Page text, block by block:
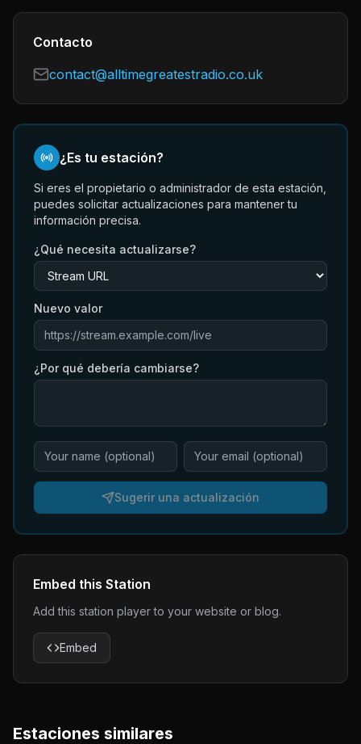
Contacto
contact@alltimegreatestradio.co.uk
¿Es tu estación?
Si eres el propietario o administrador de esta estación,
puedes solicitar actualizaciones para mantener tu
información precisa.
¿Qué necesita actualizarse?
Nuevo valor
¿Por qué debería cambiarse?
Sugerir una actualización
Embed this Station
Add this station player to your website or blog.
Embed
Estaciones similares